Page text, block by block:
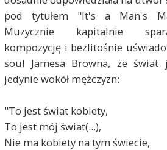
pod tytułem "It's a Man's
Muzycznie kapitalnie
kompozycję i bezlitośnie
soul Jamesa Browna, że
jedynie wokół mężczyzn:
"To jest świat kobiety,
To jest mój świat(...),
Nie ma kobiety na tym świecie,